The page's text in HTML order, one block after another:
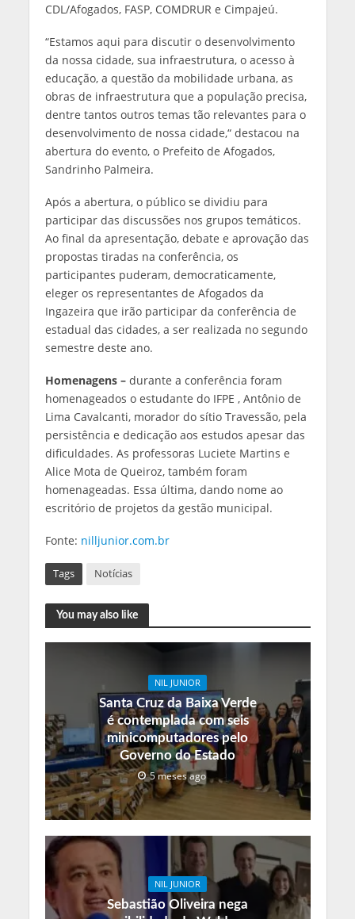
CDL/Afogados, FASP, COMDRUR e Cimpajeú.
“Estamos aqui para discutir o desenvolvimento
da nossa cidade, sua infraestrutura, o acesso à
educação, a questão da mobilidade urbana, as
obras de infraestrutura que a população precisa,
dentre tantos outros temas tão relevantes para o
desenvolvimento de nossa cidade,“ destacou na
abertura do evento, o Prefeito de Afogados,
Sandrinho Palmeira.
Após a abertura, o público se dividiu para
participar das discussões nos grupos temáticos.
Ao final da apresentação, debate e aprovação das
propostas tiradas na conferência, os
participantes puderam, democraticamente,
eleger os representantes de Afogados da
Ingazeira que irão participar da conferência de
estadual das cidades, a ser realizada no segundo
semestre deste ano.
Homenagens –durante a conferência foram
homenageados o estudante do IFPE , Antônio de
Lima Cavalcanti, morador do sítio Travessão, pela
persistência e dedicação aos estudos apesar das
dificuldades. As professoras Luciete Martins e
Alice Mota de Queiroz, também foram
homenageadas. Essa última, dando nome ao
escritório de projetos da gestão municipal.
Fonte: nilljunior.com.br
Tags Notícias
You may also like
NIL JUNIOR
Santa Cruz da Baixa Verde
é contemplada com seis
minicomputadores pelo
Governo do Estado
5 meses ago
NIL JUNIOR
Sebastião Oliveira nega